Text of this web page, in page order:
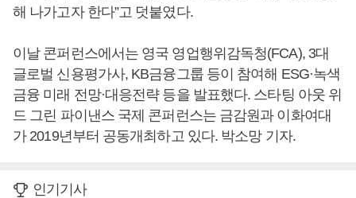
해 나가고자 한다”고 덧붙였다.
이날 콘퍼런스에서는 영국 영업행위감독청(FCA), 3대
글로벌 신용평가사, KB금융그룹 등이 참여해 ESG·녹색
금융 미래 전망·대응전략 등을 발표했다. 스타팅 아웃 위
드 그린 파이낸스 국제 콘퍼런스는 금감원과 이화여대
가 2019년부터 공동개최하고 있다. 박소망 기자.
인기기사